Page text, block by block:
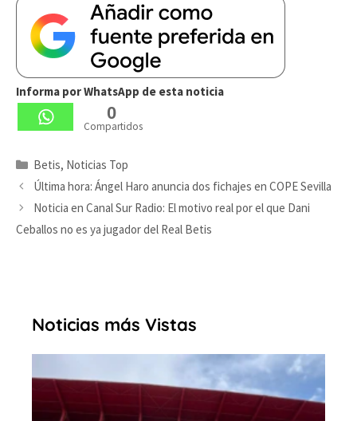
Informa por WhatsApp de esta noticia
0
Compartidos
Categorías
Betis, Noticias Top
Última hora: Ángel Haro anuncia dos fichajes en COPE Sevilla
Noticia en Canal Sur Radio: El motivo real por el que Dani
Ceballos no es ya jugador del Real Betis
Noticias más Vistas